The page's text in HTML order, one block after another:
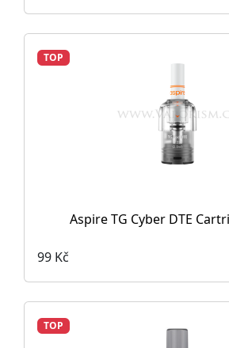
TOP
Aspire TG Cyber DTE
99 Kč
TOP